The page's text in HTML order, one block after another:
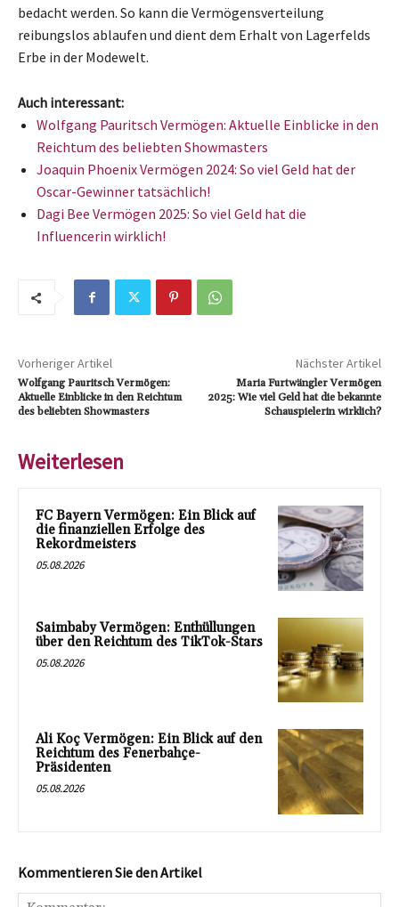
bedacht werden. So kann die Vermögensverteilung
reibungslos ablaufen und dient dem Erhalt von Lagerfelds
Erbe in der Modewelt.
Auch interessant:
Wolfgang Pauritsch Vermögen: Aktuelle Einblicke in den
Reichtum des beliebten Showmasters
Joaquin Phoenix Vermögen 2024: So viel Geld hat der
Oscar-Gewinner tatsächlich!
Dagi Bee Vermögen 2025: So viel Geld hat die
Influencerin wirklich!
Vorheriger Artikel
Wolfgang Pauritsch Vermögen:
Aktuelle Einblicke in den Reichtum
des beliebten Showmasters
Nächster Artikel
Maria Furtwängler Vermögen
2025: Wie viel Geld hat die bekannte
Schauspielerin wirklich?
Weiterlesen
FC Bayern Vermögen: Ein Blick auf
die finanziellen Erfolge des
Rekordmeisters
05.08.2026
Saimbaby Vermögen: Enthüllungen
über den Reichtum des TikTok-Stars
05.08.2026
Ali Koç Vermögen: Ein Blick auf den
Reichtum des Fenerbahçe-
Präsidenten
05.08.2026
Kommentieren Sie den Artikel